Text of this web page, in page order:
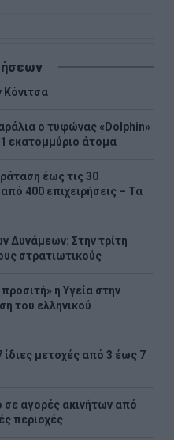
Κόνιτσα
ο τυφώνας «Dolphin»
εκατομμύριο άτομα
έως τις 30
400 επιχειρήσεις – Τα
Δυνάμεων: Στην τρίτη
στρατιωτικούς
η Υγεία στην
του ελληνικού
μετοχές από 3 έως 7
σε αγορές ακινήτων από
περιοχές